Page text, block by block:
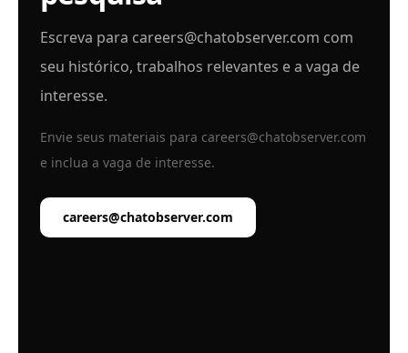
Escreva para careers@chatobserver.com com
seu histórico, trabalhos relevantes e a vaga de
interesse.
Envie seus materiais para careers@chatobserver.com
e inclua a vaga de interesse.
careers@chatobserver.com